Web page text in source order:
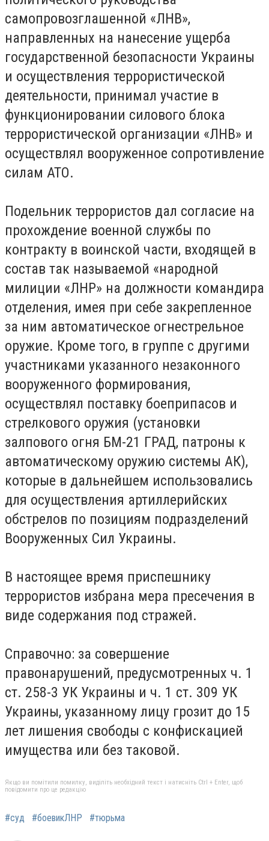
самопровозглашенной «ЛНВ»,
направленных на нанесение ущерба
государственной безопасности Украины
и осуществления террористической
деятельности, принимал участие в
функционировании силового блока
террористической организации «ЛНВ» и
осуществлял вооруженное сопротивление
силам АТО.
Подельник террористов дал согласие на
прохождение военной службы по
контракту в воинской части, входящей в
состав так называемой «народной
милиции «ЛНР» на должности командира
отделения, имея при себе закрепленное
за ним автоматическое огнестрельное
оружие. Кроме того, в группе с другими
участниками указанного незаконного
вооруженного формирования,
осуществлял поставку боеприпасов и
стрелкового оружия (установки
залпового огня БМ-21 ГРАД, патроны к
автоматическому оружию системы АК),
которые в дальнейшем использовались
для осуществления артиллерийских
обстрелов по позициям подразделений
Вооруженных Сил Украины.
В настоящее время приспешнику
террористов избрана мера пресечения в
виде содержания под стражей.
Справочно: за совершение
правонарушений, предусмотренных ч. 1
ст. 258-3 УК Украины и ч. 1 ст. 309 УК
Украины, указанному лицу грозит до 15
лет лишения свободы с конфискацией
имущества или без таковой.
Якщо ви помітили помилку, виділіть необхідний текст і натисніть Ctrl + Enter, щоб
повідомити про це редакцію
#суд #боевикЛНР #тюрьма